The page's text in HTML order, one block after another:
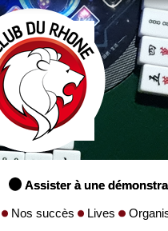
Assister à une
Nos succès Lives